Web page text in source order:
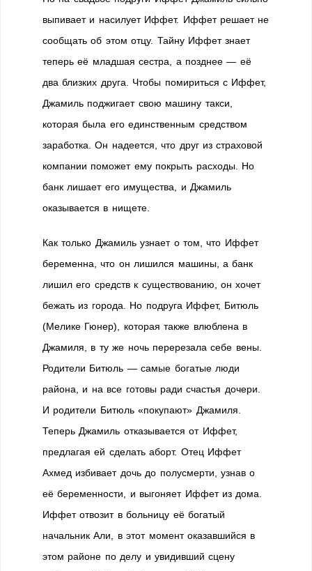
выпивает и насилует Иффет. Иффет решает не
сообщать об этом отцу. Тайну Иффет знает
теперь её младшая сестра, а позднее — её
два близких друга. Чтобы помириться с Иффет,
Джамиль поджигает свою машину такси,
которая была его единственным средством
заработка. Он надеется, что друг из страховой
компании поможет ему покрыть расходы. Но
банк лишает его имущества, и Джамиль
оказывается в нищете.
Как только Джамиль узнает о том, что Иффет
беременна, что он лишился машины, а банк
лишил его средств к существованию, он хочет
бежать из города. Но подруга Иффет, Битюль
(Мелике Гюнер), которая также влюблена в
Джамиля, в ту же ночь перерезала себе вены.
Родители Битюль — самые богатые люди
района, и на все готовы ради счастья дочери.
И родители Битюль «покупают» Джамиля.
Теперь Джамиль отказывается от Иффет,
предлагая ей сделать аборт. Отец Иффет
Ахмед избивает дочь до полусмерти, узнав о
её беременности, и выгоняет Иффет из дома.
Иффет отвозит в больницу её богатый
начальник Али, в этот момент оказавшийся в
этом районе по делу и увидивший сцену